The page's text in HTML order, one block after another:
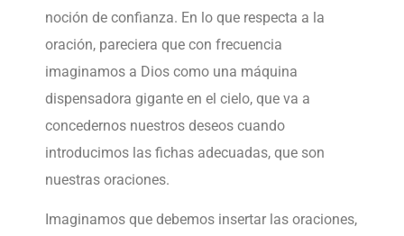
noción de confianza. En lo que respecta a la
oración, pareciera que con frecuencia
imaginamos a Dios como una máquina
dispensadora gigante en el cielo, que va a
concedernos nuestros deseos cuando
introducimos las fichas adecuadas, que son
nuestras oraciones.
Imaginamos que debemos insertar las oraciones,